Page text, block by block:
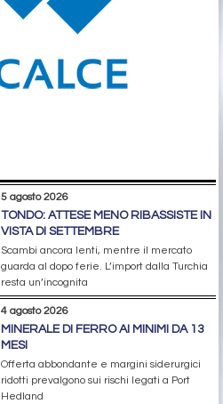
5 agosto 2026
TONDO: ATTESE MENO RIBASSISTE IN
VISTA DI SETTEMBRE
Scambi ancora lenti, mentre il mercato
guarda al dopo ferie. L’import dalla Turchia
resta un’incognita
4 agosto 2026
MINERALE DI FERRO AI MINIMI DA 13
MESI
Offerta abbondante e margini siderurgici
ridotti prevalgono sui rischi legati a Port
Hedland